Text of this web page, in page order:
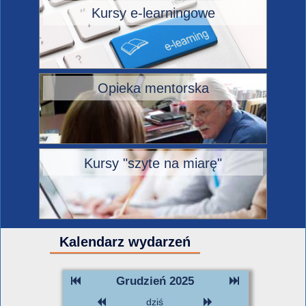
Kursy e-learningowe
Opieka mentorska
Kursy "szyte na miarę"
Kalendarz wydarzeń
Grudzień 2025
dziś